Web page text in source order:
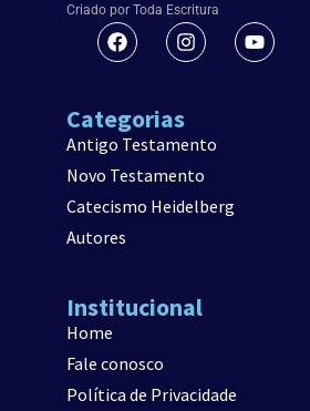
Criado por Toda Escritura
Categorias
Antigo Testamento
Novo Testamento
Catecismo Heidelberg
Autores
Institucional
Home
Fale conosco
Política de Privacidade